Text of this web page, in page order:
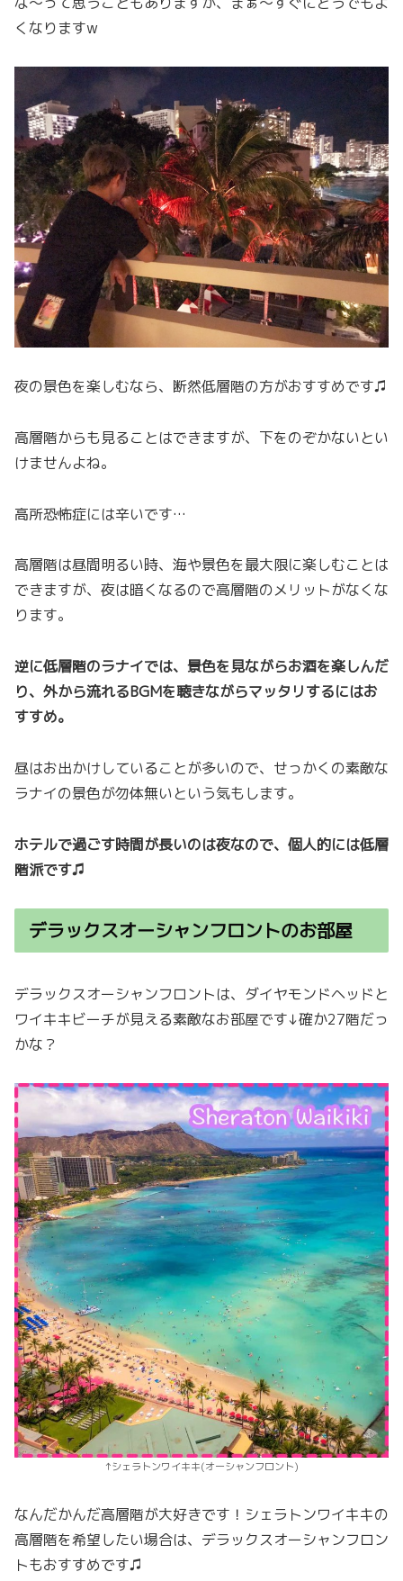
くなりますw
夜の景色を楽しむなら、断然低層階の方がおすすめです♫
高層階からも見ることはできますが、下をのぞかないとい
けませんよね。
高所恐怖症には辛いです…
高層階は昼間明るい時、海や景色を最大限に楽しむことは
できますが、夜は暗くなるので高層階のメリットがなくな
ります。
逆に低層階のラナイでは、景色を見ながらお酒を楽しんだ
り、外から流れるBGMを聴きながらマッタリするにはお
すすめ。
昼はお出かけしていることが多いので、せっかくの素敵な
ラナイの景色が勿体無いという気もします。
ホテルで過ごす時間が長いのは夜なので、個人的には低層
階派です♫
デラックスオーシャンフロントのお部屋
デラックスオーシャンフロントは、ダイヤモンドヘッドと
ワイキキビーチが見える素敵なお部屋です↓確か27階だっ
かな？
↑シェラトンワイキキ(オーシャンフロント)
なんだかんだ高層階が大好きです！シェラトンワイキキの
高層階を希望したい場合は、デラックスオーシャンフロン
トもおすすめです♫